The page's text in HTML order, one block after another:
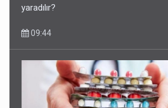
yaradılır?
09:44